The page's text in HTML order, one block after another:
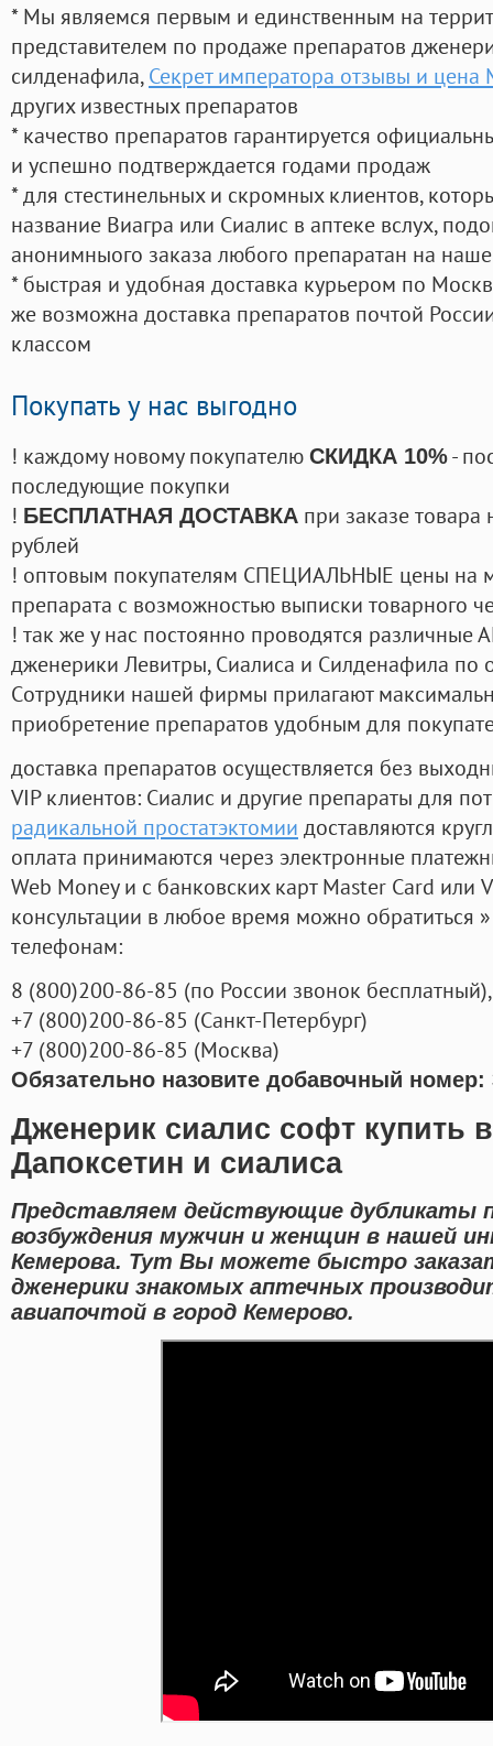
* Мы являемся первым и единственным на
представителем по продаже препаратов
силденафила, Секрет императора отзывы и цена
других известных препаратов
* качество препаратов гарантируется
и успешно подтверждается годами продаж
* для стестинельных и скромных клиентов,
название Виагра или Сиалис в аптеке вслух,
анонимныого заказа любого препаратан на
* быстрая и удобная доставка курьером по
же возможна доставка препаратов почтой
классом
Покупать у нас выгодно
! каждому новому покупателю СКИДКА 10%-
последующие покупки
! БЕСПЛАТНАЯ ДОСТАВКА при заказе
рублей
! оптовым покупателям СПЕЦИАЛЬНЫЕ цены на
препарата с возможностью выписки товарного
! так же у нас постоянно проводятся
дженерики Левитры, Сиалиса и Силденафила по
Cотрудники нашей фирмы прилагают
приобретение препаратов удобным для
доставка препаратов осуществляется без
VIP клиентов: Сиалис и другие препараты для
радикальной простатэктомии доставляются
оплата принимаются через электронные
Web Money и с банковских карт Master Card или
консультации в любое время можно обратиться
телефонам:
8 (800)200-86-85 (по России звонок бесплатный),
+7 (800)200-86-85 (Санкт-Петербург)
+7 (800)200-86-85 (Москва)
Обязательно назовите добавочный номер:
Дженерик сиалис софт купить
Дапоксетин и сиалиса
Представляем действующие дубликаты
возбуждения мужчин и женщин в нашей
Кемерова. Тут Вы можете быстро
дженерики знакомых аптечных
авиапочтой в город Кемерово.